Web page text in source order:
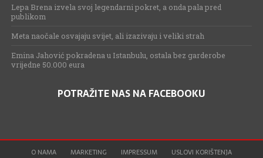
Lepa Brena izvela svoj legendarni pokret, a onda pala pred
publikom
Meta naočale osvajaju svijet, ali izazivaju i veliki strah
Emina Jahović pokradena u Istanbulu, ostala bez garderobe
vrijedne 50.000 eura
POTRAŽITE NAS NA FACEBOOKU
O NAMA MARKETING IMPRESSUM USLOVI KORIŠTENJA